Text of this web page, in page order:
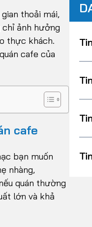
thoải mái,
ảnh hưởng
thực khách.
cafe của
cafe
bạn muốn
nhàng,
quán thường
lớn và khả